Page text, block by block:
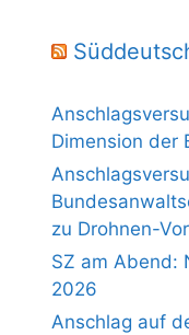
Dimension der
zu Drohnen-
SZ am Abend:
2026
Anschlag auf